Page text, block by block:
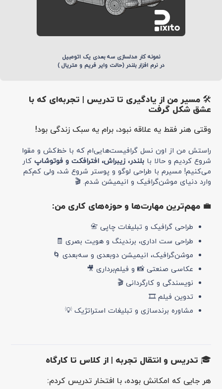
نمونه کار مدلسازی سه بعدی یک اتومبیل
در نرم افزار بلندر (حالت وایر فریم و متریال )
🛠️ مسیر من از یادگیری تا تدریس | تجربه‌ای که با
عشق شکل گرفت
وقتی هنر فقط یه علاقه نبود، برام یه سبک زندگی بود!
راستش من از اون نسل گرافیست‌هایی‌ام که با خط‌کش و مقوا
شروع کردیم و حالا با بلندر، زیبراش، افترافکت و فوتوشاپکار
می‌کنیم! مسیرم با طراحی لوگو و پوستر شروع شد، ولی کم‌کم
وارد دنیای موشن‌گرافیک و انیمیشن شدم. 🎬
💼 مهم‌ترین مهارت‌ها و حوزه‌های کاری من:
طراحی گرافیک و تبلیغات چاپی 📇
طراحی ست اداری، برندینگ و هویت بصری 🧾
موشن‌گرافیک، انیمیشن دوبعدی و سه‌بعدی 🌀
عکاسی صنعتی 📸 و فیلم‌برداری 🎥
نویسندگی و کارگردانی 🎬
تدوین فیلم 🎞️
مشاوره برندسازی و تبلیغات استراتژیک 💡
🎓 تدریس و انتقال تجربه | از کلاس تا کارگاه
هر جایی که امکانش بوده، با افتخار تدریس کردم: